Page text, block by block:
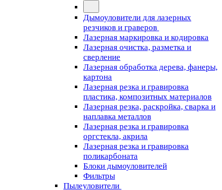
Дымоуловители для лазерных
резчиков и граверов
Лазерная маркировка и кодировка
Лазерная очистка, разметка и
сверление
Лазерная обработка дерева, фанеры,
картона
Лазерная резка и гравировка
пластика, композитных материалов
Лазерная резка, раскройка, сварка и
наплавка металлов
Лазерная резка и гравировка
оргстекла, акрила
Лазерная резка и гравировка
поликарбоната
Блоки дымоуловителей
Фильтры
Пылеуловители